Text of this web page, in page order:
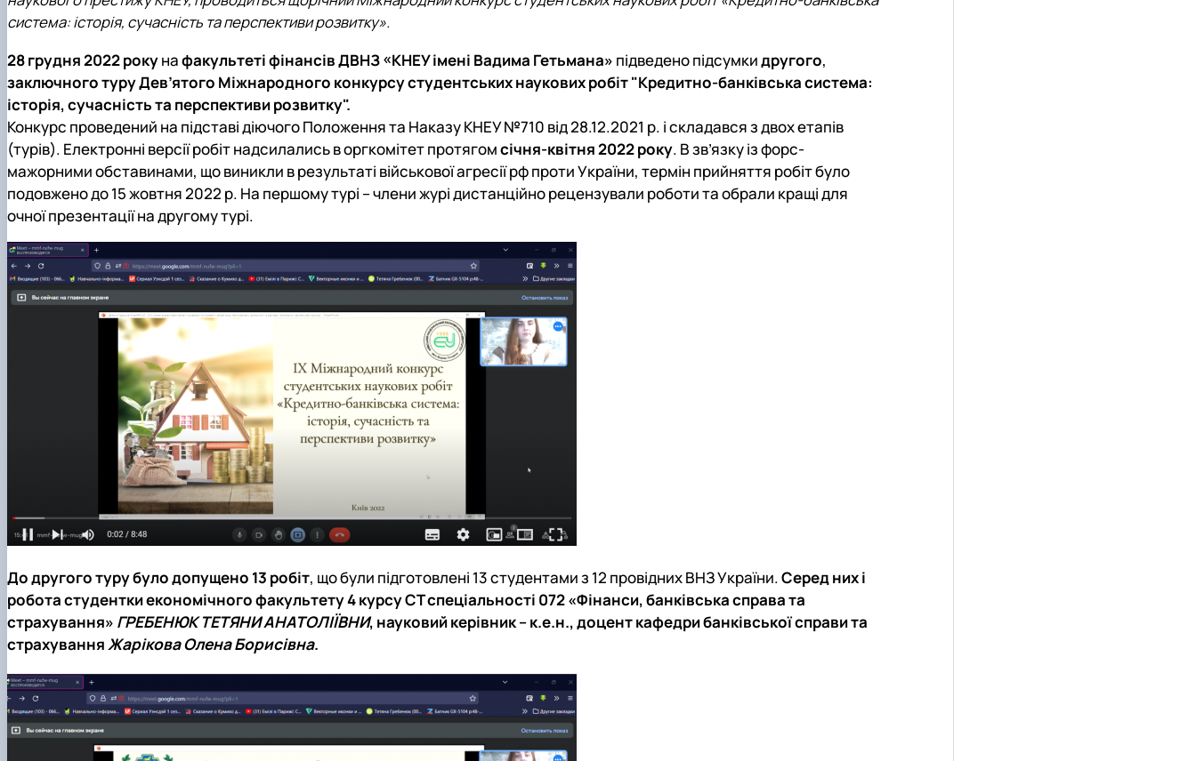
система: історія, сучасність та перспективи розвитку».
28 грудня 2022 рокунафакультеті фінансів ДВНЗ «КНЕУ імені Вадима Гетьмана» підведено підсумкидругого,
заключноготуру Дев’ятого Міжнародного конкурсу студентських наукових робіт "Кредитно-банківська система:
історія, сучасність та перспективи розвитку".
Конкурс проведений на підставі діючого Положення та Наказу КНЕУ №710 від 28.12.2021 р. і складався з двох етапів
(турів). Електронні версії робіт надсилались в оргкомітет протягомсічня-квітня 2022 року. В зв’язку із форс-
мажорними обставинами, що виникли в результаті військової агресії рф проти України, термін прийняття робіт було
подовжено до 15 жовтня 2022 р. На першому турі – члени журі дистанційно рецензували роботи та обрали кращі для
очної презентації на другому турі.
До другого туру було допущено 13 робіт, що були підготовлені 13 студентами з 12 провідних ВНЗ України.Серед них і
робота студентки економічного факультету 4 курсу СТ спеціальності 072 «Фінанси, банківська справа та
страхування» ГРЕБЕНЮК ТЕТЯНИ АНАТОЛІЇВНИ, науковий керівник – к.е.н., доцент кафедри банківської справи та
страхуванняЖарікова Олена Борисівна.